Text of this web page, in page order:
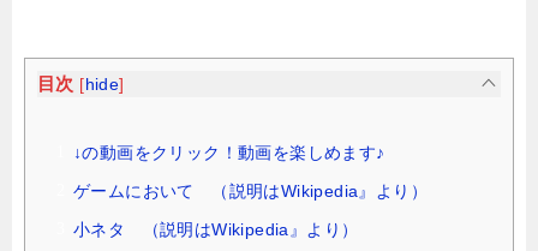
目次 [ hide]
↓の動画をクリック！動画を楽しめます♪
ゲームにおいて （説明はWikipedia』より）
小ネタ （説明はWikipedia』より）